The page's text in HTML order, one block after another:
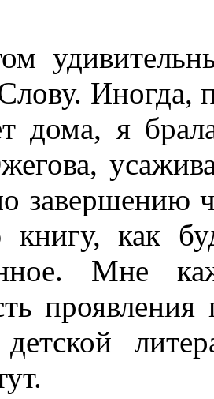
Иногда,
дома, я
завершению
книгу, как
Мне